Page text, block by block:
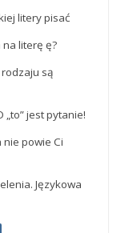
litery pisać
na literę ę?
są
„to” jest pytanie!
nie powie Ci
Językowa